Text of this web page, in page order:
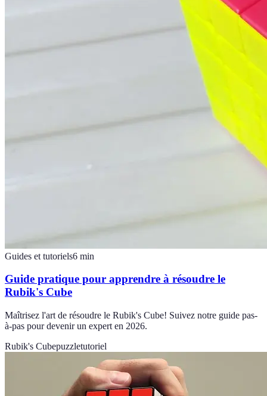
Guides et tutoriels6 min
Guide pratique pour apprendre à résoudre le
Rubik's Cube
Maîtrisez l'art de résoudre le Rubik's Cube! Suivez notre guide pas-
à-pas pour devenir un expert en 2026.
Rubik's Cubepuzzletutoriel